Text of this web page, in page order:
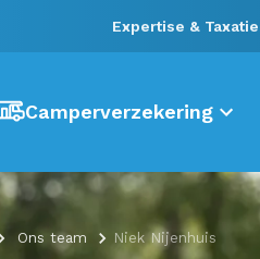
Expertise & Taxatie
Camperverzekering
Ons team Niek Nijenhuis